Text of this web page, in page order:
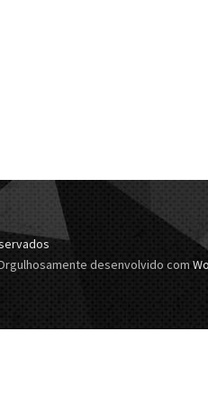
desenvolvido com